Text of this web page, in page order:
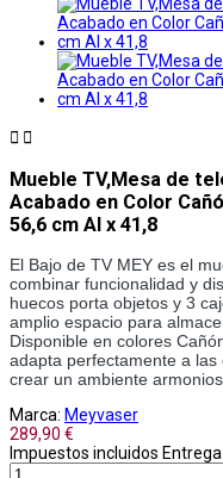
 
Mueble TV,Mesa de
Acabado en Color
56,6 cm Al x 41,8
El Bajo de TV MEY es el
combinar funcionalidad y
huecos porta objetos y 3
amplio espacio para
Disponible en colores
adapta perfectamente a
crear un ambiente
Marca: Meyvaser
289,90 €
Impuestos incluidos